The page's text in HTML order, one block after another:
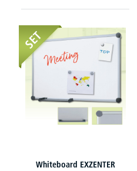
SET
Whiteboard EXZENTER